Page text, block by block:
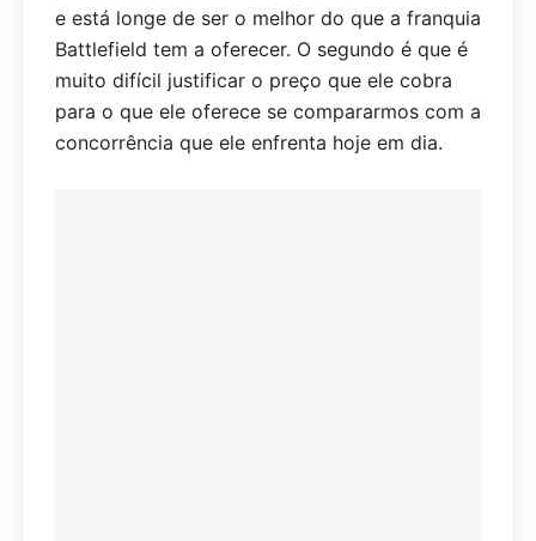
e está longe de ser o melhor do que a franquia
Battlefield tem a oferecer. O segundo é que é
muito difícil justificar o preço que ele cobra
para o que ele oferece se compararmos com a
concorrência que ele enfrenta hoje em dia.